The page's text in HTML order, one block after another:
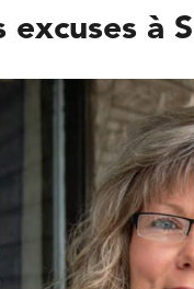
excuses à